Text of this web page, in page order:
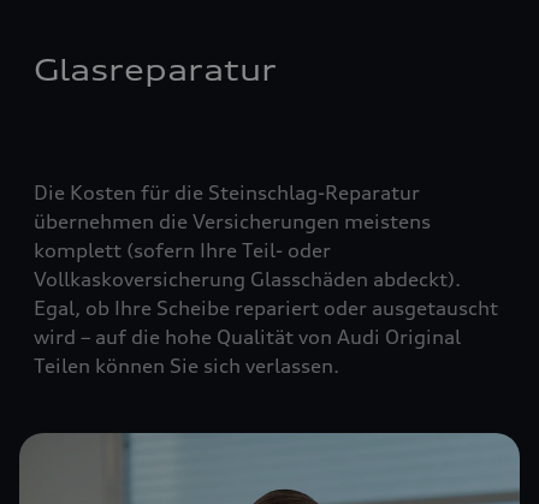
Glasreparatur
Die Kosten für die Steinschlag-Reparatur
übernehmen die Versicherungen meistens
komplett (sofern Ihre Teil- oder
Vollkaskoversicherung Glasschäden abdeckt).
Egal, ob Ihre Scheibe repariert oder ausgetauscht
wird – auf die hohe Qualität von Audi Original
Teilen können Sie sich verlassen.